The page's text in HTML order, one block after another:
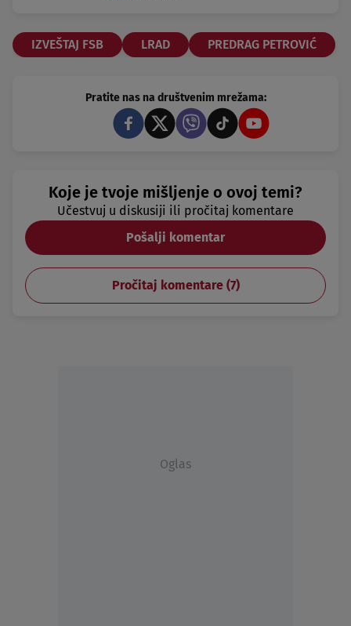
IZVEŠTAJ FSB LRAD PREDRAG PETROVIĆ
Pratite nas na društvenim mrežama:
Koje je tvoje mišljenje o ovoj temi?
Učestvuj u diskusiji ili pročitaj komentare
Pošalji komentar
Pročitaj komentare (7)
Oglas